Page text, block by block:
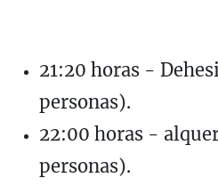
21:20 horas -
personas).
22:00 horas -
personas).